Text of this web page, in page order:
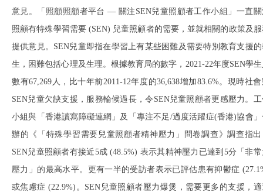
意見。「照顧照顧者平台 — 關注SEN兒童照顧者工作小組」一直關
照顧有特殊學習需要 (SEN) 兒童照顧者的需要，並就相關的政策及
提供意見。SEN兒童即指在學習上有某些困難及需要特別教育支援
生，困難包括心理及生理。根據教育局的數字，2021-22年度SEN學
數有67,269人，比十年前2011-12年度的36,638增加83.6%。現時社
SEN兒童欠缺支援，服務輪候過長，令SEN兒童照顧者更感壓力。
小組與「香港讀寫障礙連網」及「專注不足/過度活躍症(香港)協會
辦的《「特殊學習需要兒童照顧者精神壓力」問卷調查》調查指出
SEN兒童照顧者有接近5成 (48.5%) 表示其精神壓力已達到5分「非
壓力」的最高水平。更有一半的受訪者表示已評估患有抑鬱症
或焦慮症 (22.9%)。SEN兒童照顧者壓力爆煲，需要更多的支援，